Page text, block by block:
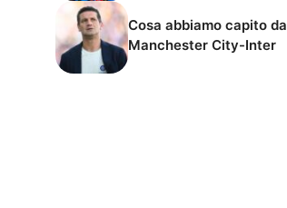
Cosa abbiamo capito da
Manchester City-Inter